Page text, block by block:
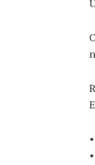
•
•